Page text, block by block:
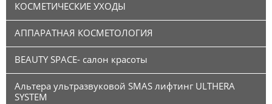
КОСМЕТИЧЕСКИЕ УХОДЫ
АППАРАТНАЯ КОСМЕТОЛОГИЯ
BEAUTY SPACE- салон красоты
Альтера ультразвуковой SMAS лифтинг ULTHERA
SYSTEM